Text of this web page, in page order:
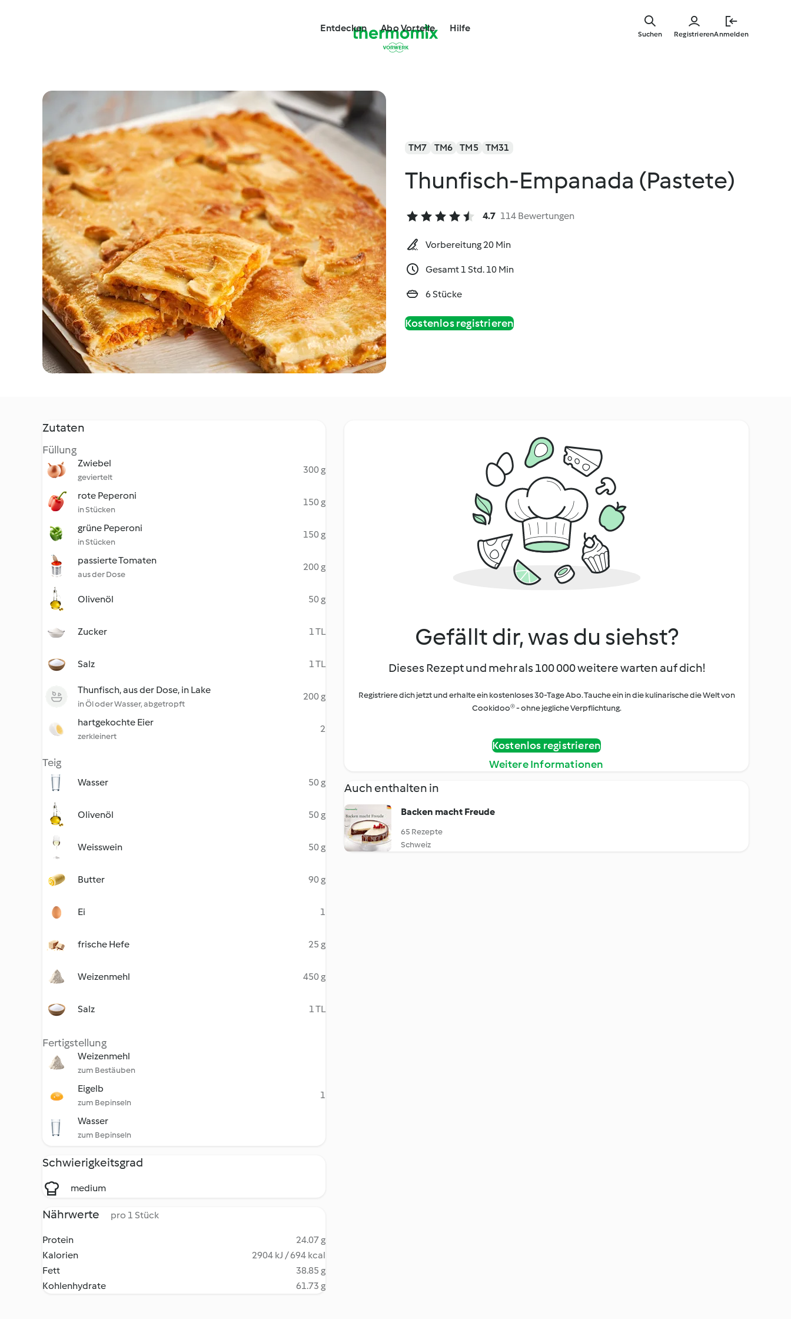
springen
Entdecken Abo Vorteile Hilfe
RegistrierenAnmelden
Suchen
TM7 TM6 TM5 TM31
Thunfisch-Empanada (Pastete)
4.7 114 Bewertungen
Vorbereitung 20 Min
Gesamt 1 Std. 10 Min
6 Stücke
Kostenlos registrieren
Zutaten
Füllung
Zwiebel
geviertelt
300 g
rote Peperoni
in Stücken
150 g
grüne Peperoni
in Stücken
150 g
passierte Tomaten
aus der Dose
200 g
Olivenöl 50 g
Zucker 1 TL
Salz 1 TL
Thunfisch, aus der Dose, in Lake
in Öl oder Wasser, abgetropft
200 g
hartgekochte Eier
zerkleinert
2
Teig
Wasser 50 g
Olivenöl 50 g
Weisswein 50 g
Butter 90 g
Ei 1
frische Hefe 25 g
Weizenmehl 450 g
Salz 1 TL
Fertigstellung
Weizenmehl
zum Bestäuben
Eigelb
zum Bepinseln
1
Wasser
zum Bepinseln
Schwierigkeitsgrad
medium
Nährwerte pro 1 Stück
Protein
24.07 g
Kalorien
2904 kJ / 694 kcal
Fett
38.85 g
Kohlenhydrate
61.73 g
Gefällt dir, was du siehst?
Dieses Rezept und mehr als 100 000 weitere warten auf dich!
Registriere dich jetzt und erhalte ein kostenloses 30-Tage Abo. Tauche ein in die kulinarische die Welt von
Cookidoo® - ohne jegliche Verpflichtung.
Kostenlos registrieren
Weitere Informationen
Auch enthalten in
Backen macht Freude
65 Rezepte
Schweiz